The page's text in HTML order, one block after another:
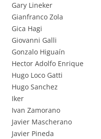
Gary Lineker
Gianfranco Zola
Gica Hagi
Giovanni Galli
Gonzalo Higuaín
Hector Adolfo Enrique
Hugo Loco Gatti
Hugo Sanchez
Iker
Ivan Zamorano
Javier Mascherano
Javier Pineda